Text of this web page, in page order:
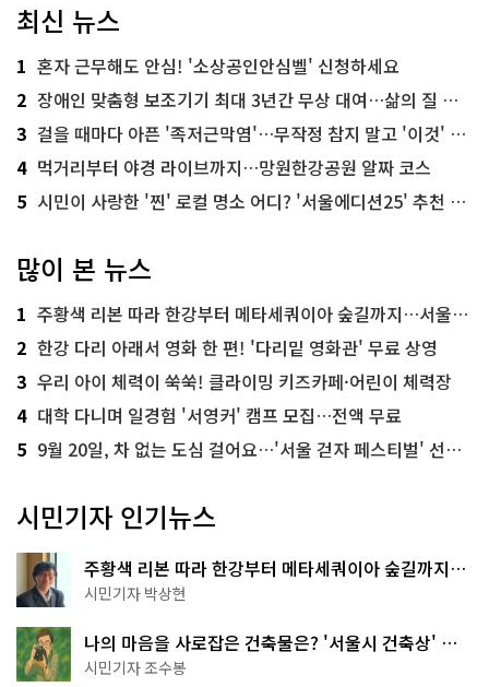
최신 뉴스
1 혼자 근무해도 안심! '소상공인안심벨' 신청하세요
2 장애인 맞춤형 보조기기 최대 3년간 무상 대여…삶의 질 높인다
3 걸을 때마다 아픈 '족저근막염'…무작정 참지 말고 '이것' 해보세요!
4 먹거리부터 야경 라이브까지…망원한강공원 알짜 코스
5 시민이 사랑한 '찐' 로컬 명소 어디? '서울에디션25' 추천 코스
많이 본 뉴스
1 주황색 리본 따라 한강부터 메타세쿼이아 숲길까지…서울둘레길 15코스
2 한강 다리 아래서 영화 한 편! '다리밑 영화관' 무료 상영
3 우리 아이 체력이 쑥쑥! 클라이밍 키즈카페·어린이 체력장
4 대학 다니며 일경험 '서영커' 캠프 모집…전액 무료
5 9월 20일, 차 없는 도심 걸어요…'서울 걷자 페스티벌' 선착순 5천명
시민기자 인기뉴스
주황색 리본 따라 한강부터 메타세쿼이아 숲길까지…
서울둘레길 15코스
시민기자 박상현
나의 마음을 사로잡은 건축물은? '서울시 건축상' 수
상작 공개!
시민기자 조수봉